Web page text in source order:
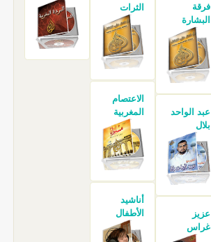
فرقة
البشارة
عبد الواحد
بلال
عزيز
غراس
الثرات
الاعتصام
المغربية
أناشيد
الأطفال